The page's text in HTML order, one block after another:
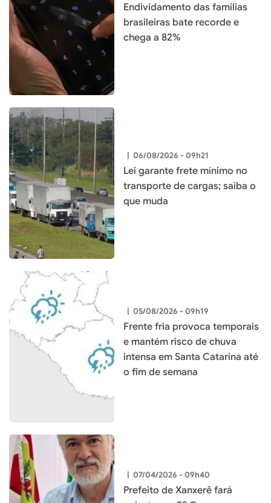
Endividamento das famílias
brasileiras bate recorde e
chega a 82%
| 06/08/2026 - 09h21
Lei garante frete mínimo no
transporte de cargas; saiba o
que muda
| 05/08/2026 - 09h19
Frente fria provoca temporais
e mantém risco de chuva
intensa em Santa Catarina até
o fim de semana
| 07/04/2026 - 09h40
Prefeito de Xanxerê fará